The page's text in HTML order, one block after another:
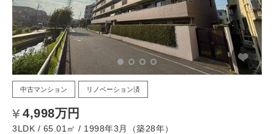
中古マンション リノベーション済
4,998万円
3LDK / 65.01㎡ / 1998年3月（築28年）